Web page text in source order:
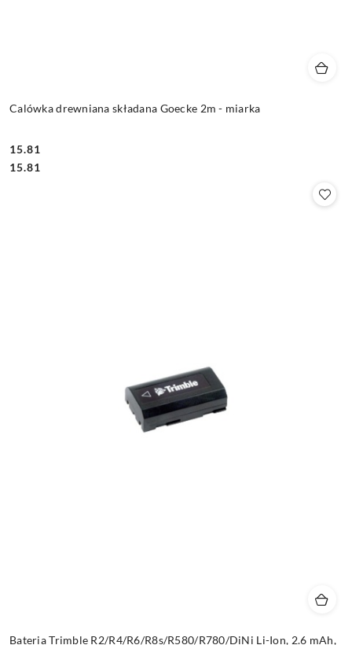
Calówka drewniana składana Goecke 2m - miarka
Cena:
15.81
Cena:
15.81
Bateria Trimble R2/R4/R6/R8s/R580/R780/DiNi Li-Ion, 2.6 mAh,